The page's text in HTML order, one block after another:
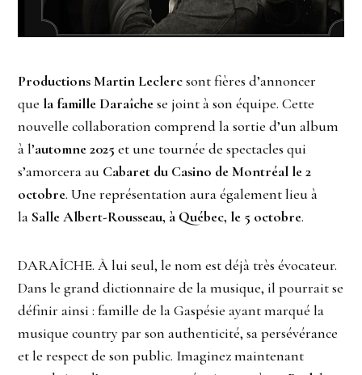
Productions Martin Leclercsont fières d’annoncer
que la famille Daraîchese joint à son équipe. Cette
nouvelle collaboration comprend la sortie d’un album
à l’automne 2025et une tournée de spectacles qui
s’amorcera au Cabaret du Casino de Montréal le 2
octobre. Une représentation aura également lieu à
la Salle Albert-Rousseau, à Québec, le 5 octobre.
DARAÎCHE. À lui seul, le nom est déjà très évocateur.
Dans le grand dictionnaire de la musique, il pourrait se
définir ainsi : famille de la Gaspésie ayant marqué la
musique country par son authenticité, sa persévérance
et le respect de son public. Imaginez maintenant